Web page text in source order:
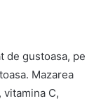
de gustoasa, pe
Mazarea
C,